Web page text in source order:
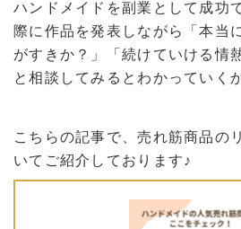
ハンドメイドを副業として成功
際に作品を発表しながら「本当
がすきか？」「続けていける情
と相談してみるとわかっていく
こちらの記事で、売れ筋商品の
いてご紹介しております♪